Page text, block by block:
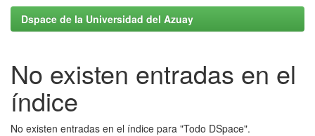
Dspace de la Universidad del Azuay
No existen entradas en el
índice
No existen entradas en el índice para "Todo DSpace".